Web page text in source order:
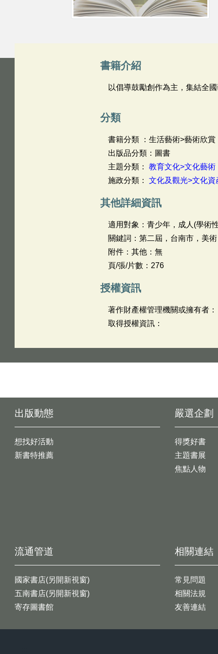
書籍介紹
以倡導鼓勵創作為主，集結全
分類
書籍分類 ：生活藝術>藝術欣賞
出版品分類：圖書
主題分類： 教育文化>文化藝術
施政分類： 文化及觀光>文化
其他詳細資訊
適用對象：青少年，成人(學術
關鍵詞：第二屆，台南市，美
附件：其他：無
頁/張/片數：276
授權資訊
著作財產權管理機關或擁有者：
取得授權資訊：
出版動態
想找好活動
新書特推薦
嚴選企劃
得獎好書
主題書展
焦點人物
流通管道
國家書店(另開新視窗)
五南書店(另開新視窗)
寄存圖書館
相關連結
常見問題
相關法規
友善連結